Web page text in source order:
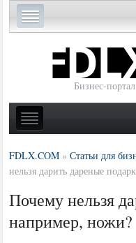
Бизнес-
FDLX.COM »Статьи для
нельзя дарить дареные
Почему нельзя
например, ножи?